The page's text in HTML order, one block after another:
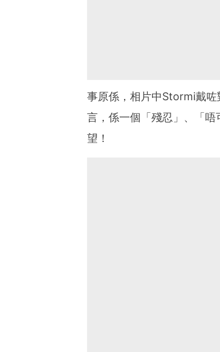
事原係，相片中Stormi戴
言，係一個「殘忍」、「
望！